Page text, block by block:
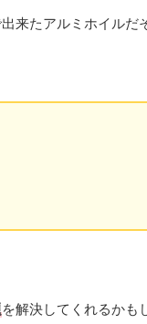
来たアルミホイルだ
を解決してくれるかも